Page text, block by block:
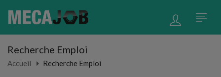
Recherche Emploi
Accueil Recherche Emploi